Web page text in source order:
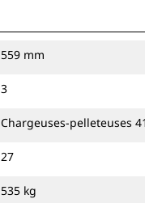
559 mm
3
Chargeuses-pelleteuses
27
535 kg